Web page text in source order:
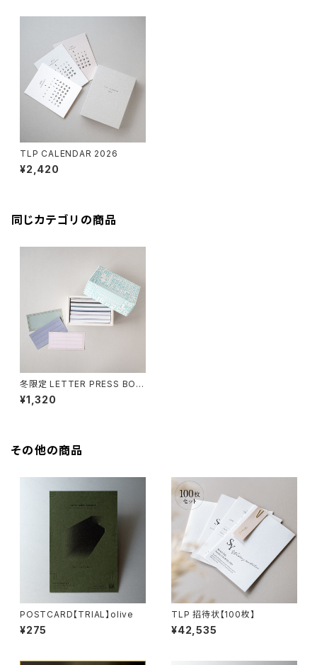
TLP CALENDAR 2026
¥2,420
同じカテゴリの商品
冬限定 LETTER PRESS BOX
【message card】
¥1,320
その他の商品
POSTCARD【TRIAL】olive
¥275
TLP 招待状【100枚】
¥42,535